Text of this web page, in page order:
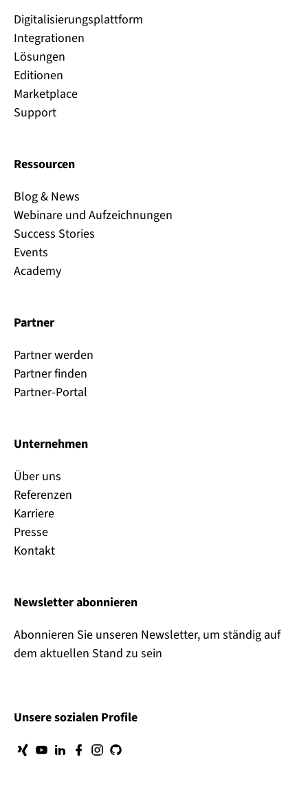
Digitalisierungsplattform
Integrationen
Lösungen
Editionen
Marketplace
Support
Ressourcen
Blog & News
Webinare und Aufzeichnungen
Success Stories
Events
Academy
Partner
Partner werden
Partner finden
Partner-Portal
Unternehmen
Über uns
Referenzen
Karriere
Presse
Kontakt
Newsletter abonnieren
Abonnieren Sie unseren Newsletter, um ständig auf
dem aktuellen Stand zu sein
Unsere sozialen Profile